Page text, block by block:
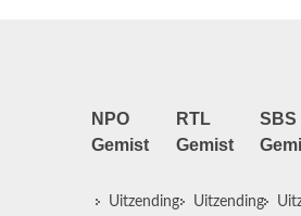
NPO
Gemist
Uitzending
RTL
Gemist
Uitzending
SBS